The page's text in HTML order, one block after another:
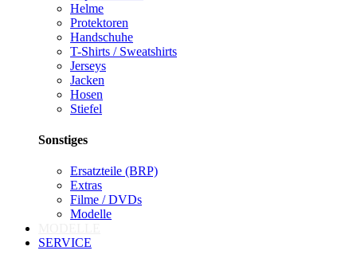
Helme
Protektoren
Handschuhe
T-Shirts / Sweatshirts
Jerseys
Jacken
Hosen
Stiefel
Sonstiges
Ersatzteile (BRP)
Extras
Filme / DVDs
Modelle
SERVICE